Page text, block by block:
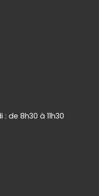
de 8h30 à 11h30